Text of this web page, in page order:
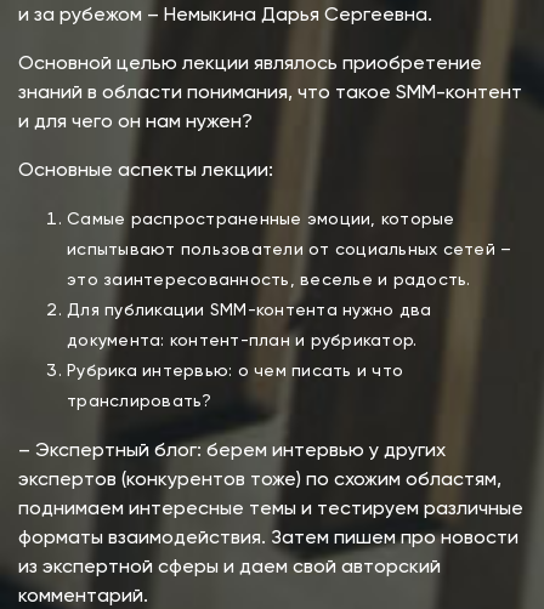
и за рубежом – Немыкина Дарья Сергеевна.
Основной целью лекции являлось приобретение
знаний в области понимания, что такое SMM-контент
и для чего он нам нужен?
Основные аспекты лекции:
Самые распространенные эмоции, которые
испытывают пользователи от социальных сетей –
это заинтересованность, веселье и радость.
Для публикации SMM-контента нужно два
документа: контент-план и рубрикатор.
Рубрика интервью: о чем писать и что
транслировать?
– Экспертный блог: берем интервью у других
экспертов (конкурентов тоже) по схожим областям,
поднимаем интересные темы и тестируем различные
форматы взаимодействия. Затем пишем про новости
из экспертной сферы и даем свой авторский
комментарий.